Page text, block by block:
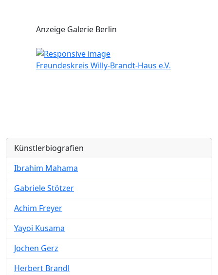
Anzeige Galerie Berlin
Freundeskreis Willy-Brandt-Haus e.V.
Künstlerbiografien
Ibrahim Mahama
Gabriele Stötzer
Achim Freyer
Yayoi Kusama
Jochen Gerz
Herbert Brandl